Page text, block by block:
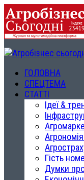
ГОЛОВНА
СПЕЦТЕМА
СТАТТІ
Ідеї &
Гість
Думки